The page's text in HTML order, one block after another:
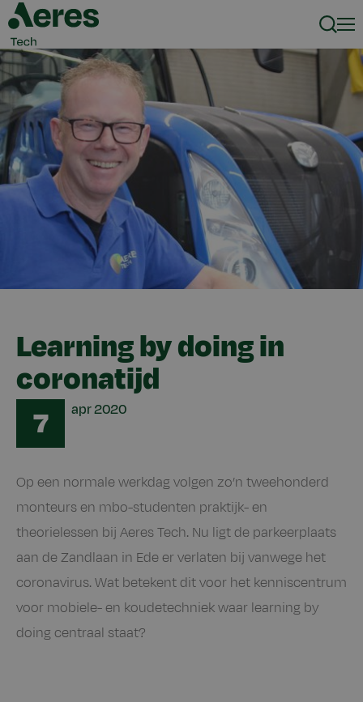
Learning by doing in
coronatijd
7 apr2020
Op een normale werkdag volgen zo’n tweehonderd
monteurs en mbo-studenten praktijk- en
theorielessen bij Aeres Tech. Nu ligt de parkeerplaats
aan de Zandlaan in Ede er verlaten bij vanwege het
coronavirus. Wat betekent dit voor het kenniscentrum
voor mobiele- en koudetechniek waar learning by
doing centraal staat?